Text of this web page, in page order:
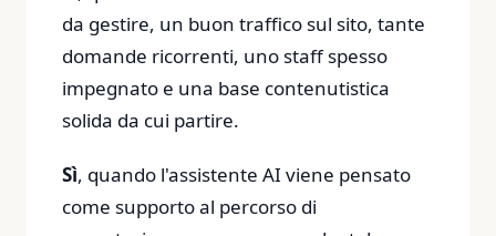
da gestire, un buon traffico sul sito, tante
domande ricorrenti, uno staff spesso
impegnato e una base contenutistica
solida da cui partire.
Sì, quando l'assistente AI viene pensato
come supporto al percorso di